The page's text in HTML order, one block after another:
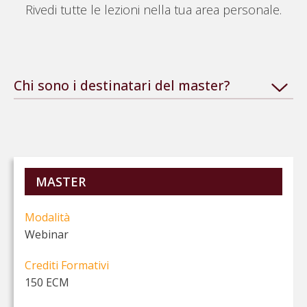
Rivedi tutte le lezioni nella tua area personale.
Chi sono i destinatari del master?
tutti i medici, tutti gli studenti di Psicologia (anche
iscritti alla triennale) e Medicina. Possono partecipare
Il modulo B
sessuale” è rivolto a tutte le figure del sistema
sanitario, tutti i medici, tutti gli studenti di Psicologia
MASTER
Modalità
Webinar
Crediti Formativi
150 ECM